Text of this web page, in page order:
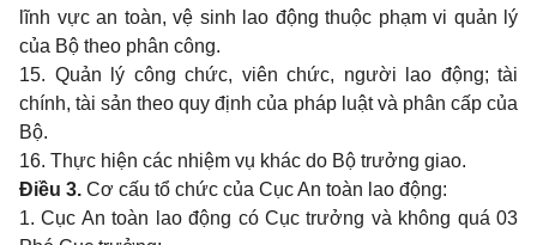
lĩnh vực an toàn, vệ sinh lao động thuộc phạm vi quản lý
của Bộ theo phân công.
15. Quản lý công chức, viên chức, người lao động; tài
chính, tài sản theo quy định của pháp luật và phân cấp của
Bộ.
16. Thực hiện các nhiệm vụ khác do Bộ trưởng giao.
Điều 3. Cơ cấu tổ chức của Cục An toàn lao động:
1. Cục An toàn lao động có Cục trưởng và không quá 03